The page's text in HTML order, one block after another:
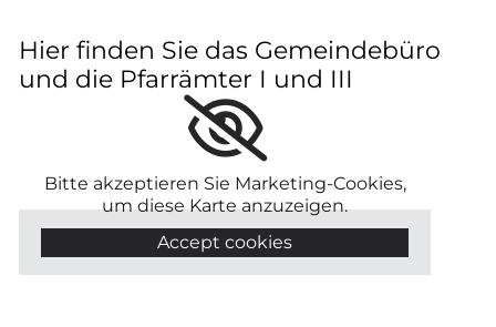
Hier finden Sie das Gemeindebüro
und die Pfarrämter I und III
Bitte akzeptieren Sie Marketing-Cookies,
um diese Karte anzuzeigen.
Accept cookies